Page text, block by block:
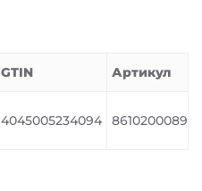
GTIN Артикул
4045005234094 8610200089